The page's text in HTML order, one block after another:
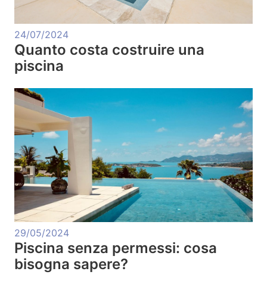
24/07/2024
Quanto costa costruire una
piscina
29/05/2024
Piscina senza permessi: cosa
bisogna sapere?